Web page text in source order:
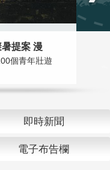
提案 漫
個青年壯遊
即時新聞
電子布告欄